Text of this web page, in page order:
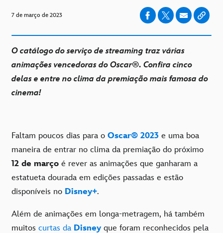
7 de março de 2023
O catálogo do serviço de streaming traz várias
animações vencedoras do Oscar®. Confira cinco
delas e entre no clima da premiação mais famosa do
cinema!
Faltam poucos dias para o Oscar® 2023 e uma boa
maneira de entrar no clima da premiação do próximo
12 de março é rever as animações que ganharam a
estatueta dourada em edições passadas e estão
disponíveis no Disney+.
Além de animações em longa-metragem, há também
muitos curtas da Disney que foram reconhecidos pela